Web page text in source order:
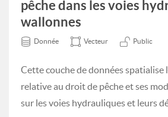
pêche dans les voies
wallonnes
Donnée Vecteur Public
Cette couche de données spatialise
relative au droit de pêche et ses
sur les voies hydrauliques et leurs